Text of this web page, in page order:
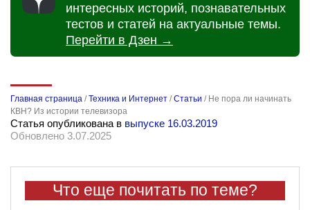
интересных историй, познавательных
тестов и статей на актуальные темы.
Перейти в Дзен →
Главная страница /Техника и Интернет /Статьи / Не пора ли начинать
КВН? Из истории телевизора
Статья опубликована в выпуске 16.03.2019
Обновлено 3.07.2025
Что еще почитать по теме?